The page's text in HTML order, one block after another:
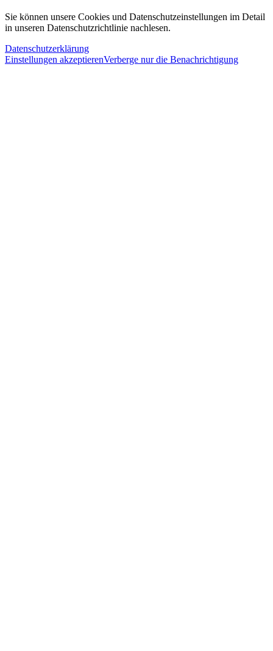
Sie können unsere Cookies und Datenschutzeinstellungen im Detail
in unseren Datenschutzrichtlinie nachlesen.
Datenschutzerklärung
Einstellungen akzeptierenVerberge nur die Benachrichtigung